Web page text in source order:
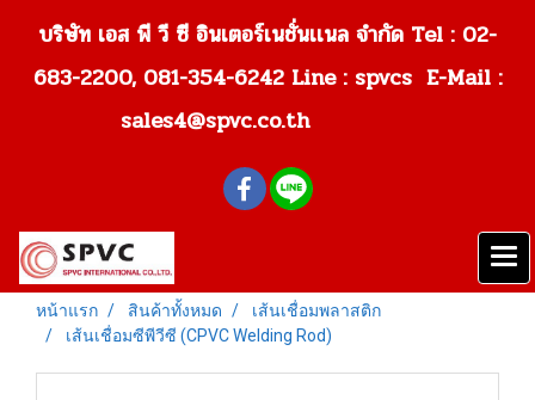
บริษัท เอส พี วี ซี อินเตอร์เนชั่นเเนล จำกัด Tel : 02-
683-2200, 081-354-6242 Line : spvcs E-Mail :
sales4@spvc.co.th
หน้าแรก สินค้าทั้งหมด
เส้นเชื่อมพลาสติก
เส้นเชื่อมซีพีวีซี (CPVC Welding Rod)